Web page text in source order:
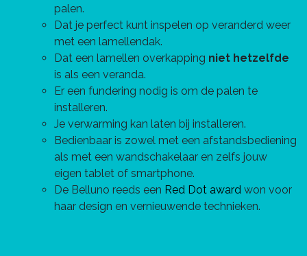
palen.
Dat je perfect kunt inspelen op veranderd weer
met een lamellendak.
Dat een lamellen overkapping niet hetzelfde
is als een veranda.
Er een fundering nodig is om de palen te
installeren.
Je verwarming kan laten bij installeren.
Bedienbaar is zowel met een afstandsbediening
als met een wandschakelaar en zelfs jouw
eigen tablet of smartphone.
De Belluno reeds een Red Dot award won voor
haar design en vernieuwende technieken.